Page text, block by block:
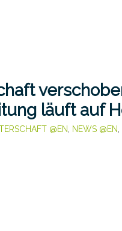
läuft auf
@EN NEWS @EN